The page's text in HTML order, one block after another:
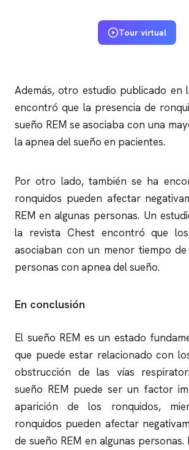
Tour virtual
Además, otro estudio publicado en
encontró que la presencia de
sueño REM se asociaba con una
laapnea del sueño en pacientes.
Por otro lado, también se ha
ronquidos pueden afectar
REM en algunas personas. Un
la revista Chest encontró que los
asociaban con un menor tiempo de
personas conapnea del sueño.
En conclusión
El sueño REM es un estado
que puede estar relacionado con
obstrucción de las vías
sueño REM puede ser un factor
aparición de los ronquidos,
ronquidos pueden afectar
de sueño REM en algunas